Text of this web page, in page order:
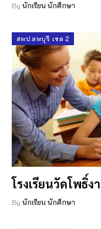
By นักเรียน นักศึกษา
สพป.ลพบุรี เขต 2
โรงเรียนวัดโพธิ์
By นักเรียน นักศึกษา